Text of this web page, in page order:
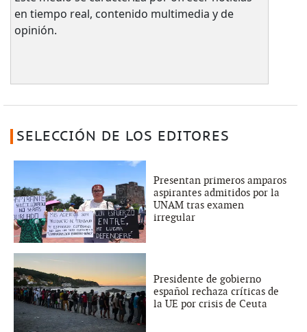
en tiempo real, contenido multimedia y de
opinión.
SELECCIÓN DE LOS EDITORES
Presentan primeros amparos
aspirantes admitidos por la
UNAM tras examen
irregular
Presidente de gobierno
español rechaza críticas de
la UE por crisis de Ceuta